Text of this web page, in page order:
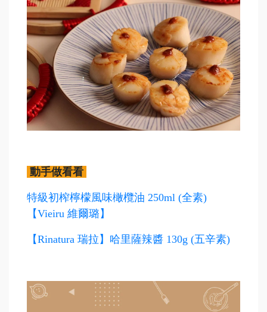
動手做看看
特級初榨檸檬風味橄欖油 250ml (全素)
【Vieiru 維爾璐】
【Rinatura 瑞拉】哈里薩辣醬 130g (五辛素)